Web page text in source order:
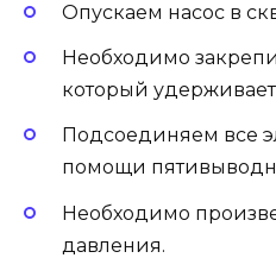
Опускаем насос в
Необходимо
который удерживает
Подсоединяем все
помощи
Необходимо
давления.